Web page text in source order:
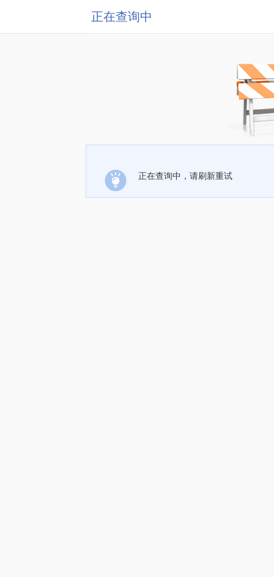
正在查询中
正在查询中，请刷新重试